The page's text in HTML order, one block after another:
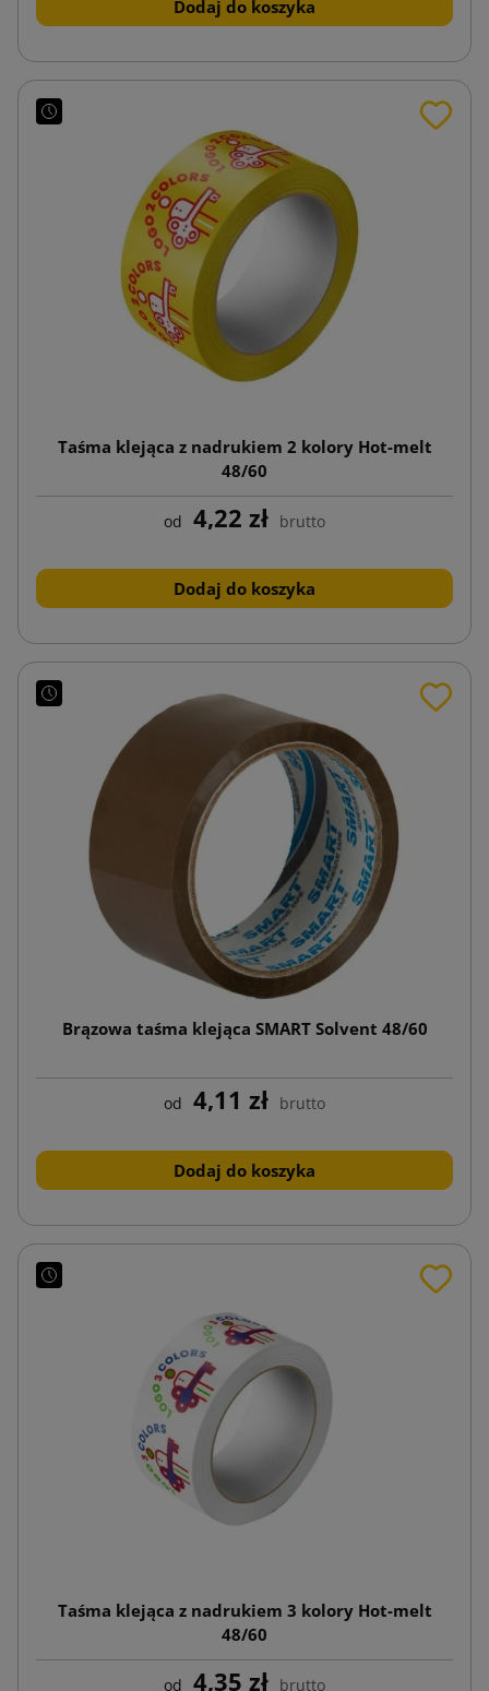
Dodaj do koszyka
Taśma klejąca z nadrukiem 2 kolory Hot-melt
48/60
od 4,22 zł brutto
Dodaj do koszyka
Brązowa taśma klejąca SMART Solvent 48/60
od 4,11 zł brutto
Dodaj do koszyka
Taśma klejąca z nadrukiem 3 kolory Hot-melt
48/60
od 4,35 zł brutto